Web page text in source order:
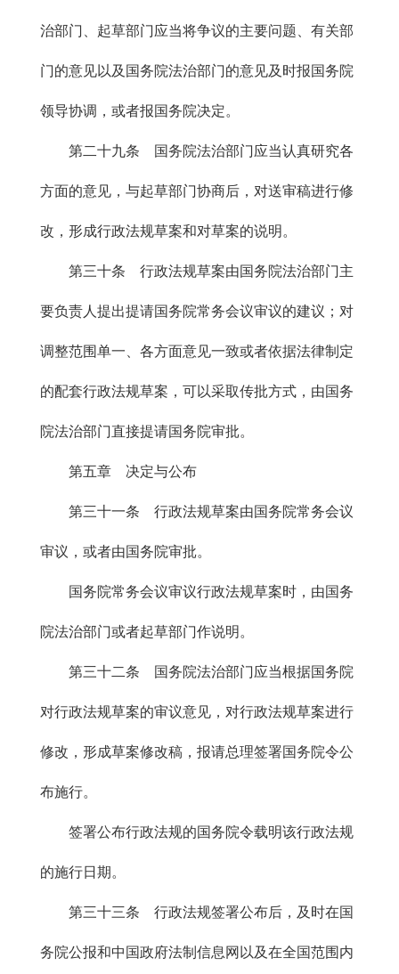
治部门、起草部门应当将争议的主要问题、有关部
门的意见以及国务院法治部门的意见及时报国务院
领导协调，或者报国务院决定。
第二十九条 国务院法治部门应当认真研究各
方面的意见，与起草部门协商后，对送审稿进行修
改，形成行政法规草案和对草案的说明。
第三十条 行政法规草案由国务院法治部门主
要负责人提出提请国务院常务会议审议的建议；对
调整范围单一、各方面意见一致或者依据法律制定
的配套行政法规草案，可以采取传批方式，由国务
院法治部门直接提请国务院审批。
第五章 决定与公布
第三十一条 行政法规草案由国务院常务会议
审议，或者由国务院审批。
国务院常务会议审议行政法规草案时，由国务
院法治部门或者起草部门作说明。
第三十二条 国务院法治部门应当根据国务院
对行政法规草案的审议意见，对行政法规草案进行
修改，形成草案修改稿，报请总理签署国务院令公
布施行。
签署公布行政法规的国务院令载明该行政法规
的施行日期。
第三十三条 行政法规签署公布后，及时在国
务院公报和中国政府法制信息网以及在全国范围内